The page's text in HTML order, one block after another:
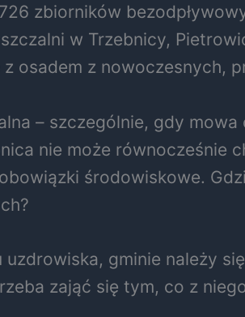
zbiorników
w Trzebnicy,
osadem z nowoczesnych,
– szczególnie, gdy
nie może równocześnie
środowiskowe.
uzdrowiska, gminie należy
zająć się tym, co z